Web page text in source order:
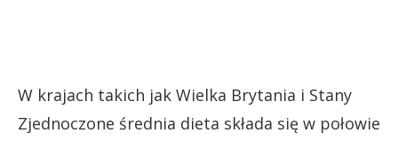
W krajach takich jak Wielka Brytania i Stany
Zjednoczone średnia dieta składa się w połowie